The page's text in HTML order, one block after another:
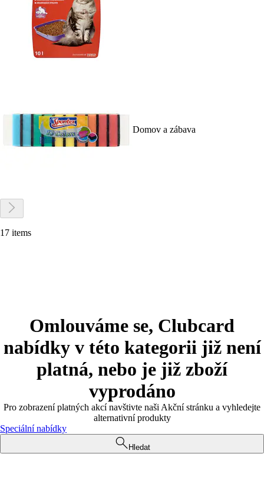
Domov a zábava
17 items
Omlouváme se, Clubcard
nabídky v této kategorii již není
platná, nebo je již zboží
vyprodáno
Pro zobrazení platných akcí navštivte naši Akční stránku a vyhledejte
alternativní produkty
Speciální nabídky
Hledat